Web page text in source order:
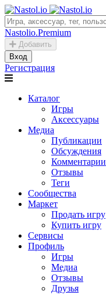
Nastolio.Premium
Добавить
Вход
Регистрация
Каталог
Игры
Аксессуары
Медиа
Публикации
Обсуждения
Комментарии
Отзывы
Теги
Сообщества
Маркет
Продать игру
Купить игру
Сервисы
Профиль
Игры
Медиа
Отзывы
Друзья